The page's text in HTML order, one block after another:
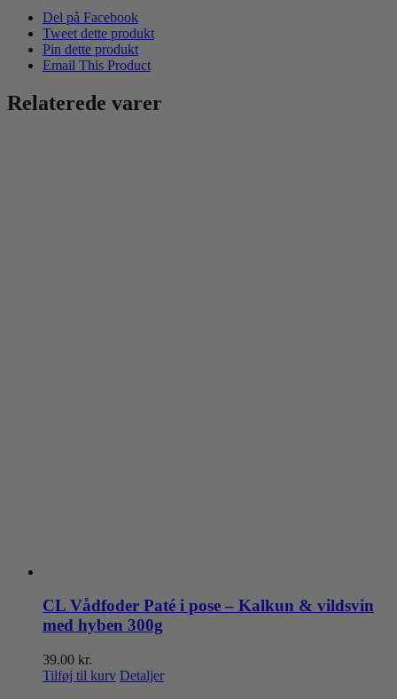
Del på Facebook
Tweet dette produkt
Pin dette produkt
Email This Product
Relaterede varer
CL Vådfoder Paté i pose – Kalkun & vildsvin
med hyben 300g
39.00 kr.
Tilføj til kurv Detaljer